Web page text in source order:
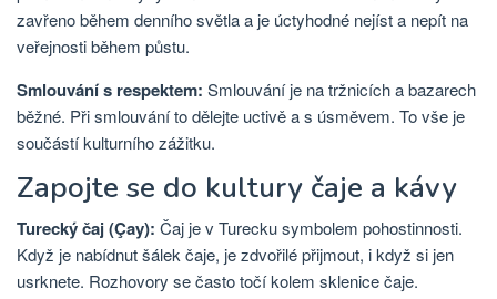
zavřeno během denního světla a je úctyhodné nejíst a nepít na
veřejnosti během půstu.
Smlouvání s respektem: Smlouvání je na tržnicích a bazarech
běžné. Při smlouvání to dělejte uctivě a s úsměvem. To vše je
součástí kulturního zážitku.
Zapojte se do kultury čaje a kávy
Turecký čaj (Çay): Čaj je v Turecku symbolem pohostinnosti.
Když je nabídnut šálek čaje, je zdvořilé přijmout, i když si jen
usrknete. Rozhovory se často točí kolem sklenice čaje.